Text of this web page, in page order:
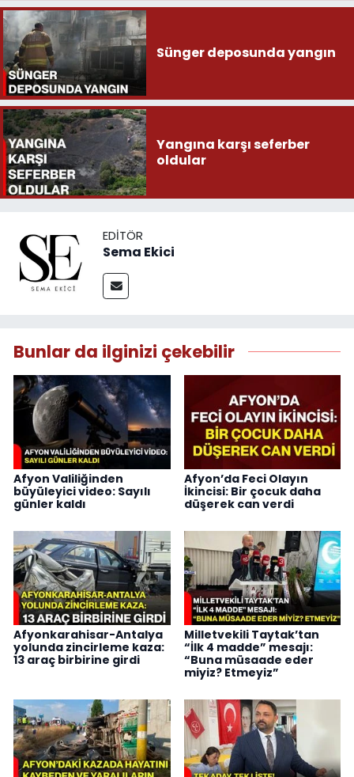
Sünger deposunda yangın
Yangına karşı seferber
oldular
EDITÖR
Sema Ekici
Bunlar da ilginizi çekebilir
Afyon Valiliğinden
büyüleyici video: Sayılı
günler kaldı
Afyon’da Feci Olayın
İkincisi: Bir çocuk daha
düşerek can verdi
Afyonkarahisar-Antalya
yolunda zincirleme kaza:
13 araç birbirine girdi
Milletvekili Taytak’tan
“İlk 4 madde” mesajı:
“Buna müsaade eder
miyiz? Etmeyiz”